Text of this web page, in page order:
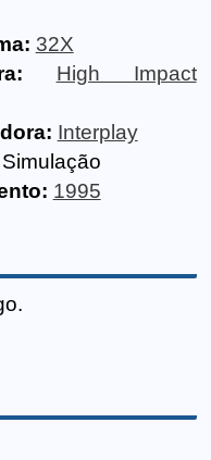
32X
High Impact
Interplay
Simulação
1995